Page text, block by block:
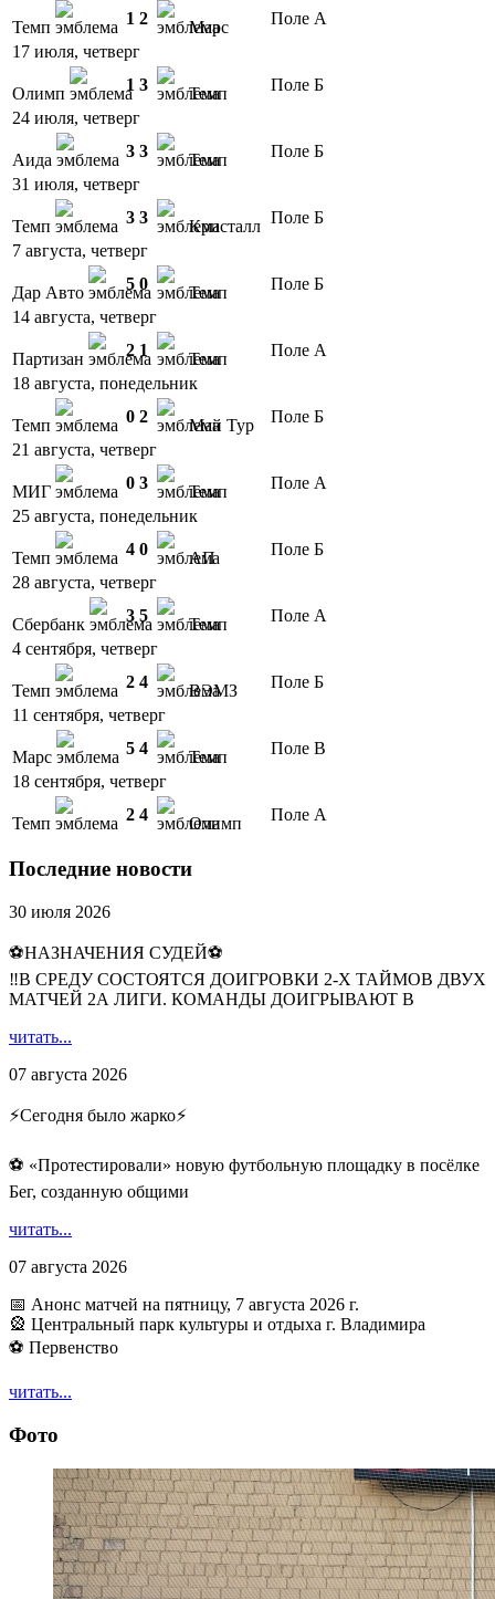
Темп 1 2 Марс
Поле А
17 июля, четверг
Олимп 1 3 Темп
Поле Б
24 июля, четверг
Аида 3 3 Темп
Поле Б
31 июля, четверг
Темп 3 3 Кристалл Поле Б
7 августа, четверг
Дар Авто 5 0 Темп
Поле Б
14 августа, четверг
Партизан 2 1 Темп
Поле А
18 августа, понедельник
Темп 0 2 Май Тур
Поле Б
21 августа, четверг
МИГ 0 3 Темп
Поле А
25 августа, понедельник
Темп 4 0 АП
Поле Б
28 августа, четверг
Сбербанк 3 5 Темп
Поле А
4 сентября, четверг
Темп 2 4 ВЭМЗ
Поле Б
11 сентября, четверг
Марс 5 4 Темп
Поле В
18 сентября, четверг
Темп 2 4 Олимп Поле А
Последние новости
30 июля 2026
⚽НАЗНАЧЕНИЯ СУДЕЙ⚽
‼В СРЕДУ СОСТОЯТСЯ ДОИГРОВКИ 2-Х ТАЙМОВ ДВУХ
МАТЧЕЙ 2А ЛИГИ. КОМАНДЫ ДОИГРЫВАЮТ В
читать...
07 августа 2026
⚡️Сегодня было жарко⚡️
⚽ ️«Протестировали» новую футбольную площадку в посёлке
Бег, созданную общими
читать...
07 августа 2026
📅 Анонс матчей на пятницу, 7 августа 2026 г.
🎡 Центральный парк культуры и отдыха г. Владимира
⚽ Первенство
читать...
Фото